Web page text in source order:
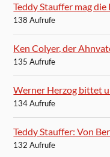
Teddy Stauffer mag die
138 Aufrufe
Ken Colyer, der
135 Aufrufe
Werner Herzog bittet
134 Aufrufe
Teddy Stauffer: Von
132 Aufrufe